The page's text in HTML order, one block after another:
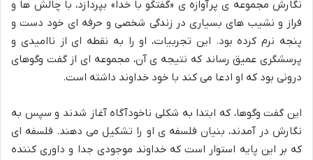
نگارش مجموعه ی پرآوازه ی «گفتگو با خدا» بپردازد، با چالش ها و
فراز و نشیب های بسیاری در زندگی شخصی و حرفه ای خود دست و
پنجه نرم کرده بود. این تجربیات، او را به نقطه ای از ناامیدی و
پرسشگری عمیق رساند که نتیجه ی آن، مجموعه ای از گفت وگوهای
درونی بود که او ادعا می کند با خود خداوند داشته است.
این گفت وگوها، که ابتدا به شکلی ناخودآگاه آغاز شدند و سپس به
نگارش در آمدند، بنیان فلسفه ی او را تشکیل می دهند. فلسفه ای
که بر این پایه استوار است که خداوند موجودی جدا و داوری کننده